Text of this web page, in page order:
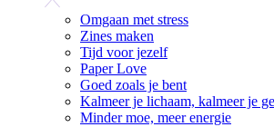
Omgaan met stress
Zines maken
Tijd voor jezelf
Paper Love
Goed zoals je bent
Kalmeer je lichaam, kalmeer je
Minder moe, meer energie